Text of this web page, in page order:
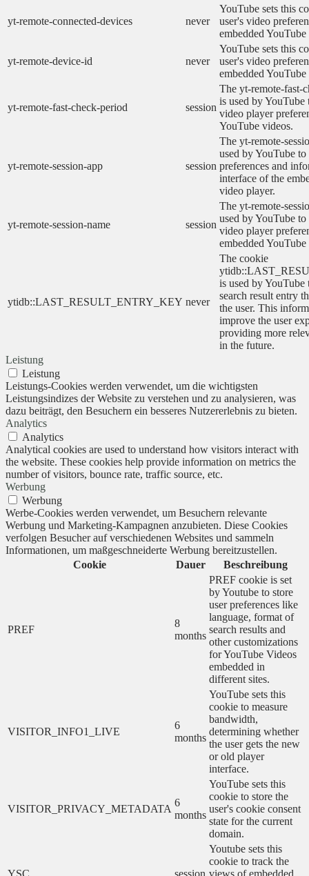
yt-remote-connected-devices never
YouTube sets this
user's video
embedded
yt-remote-device-id never
YouTube sets this
user's video
embedded
yt-remote-fast-check-period session
The yt-remote-fast-
is used by YouTube
video player
YouTube videos.
yt-remote-session-app session
The yt-remote-
used by YouTube to
preferences and
interface of the
video player.
yt-remote-session-name session
The yt-remote-
used by YouTube to
video player
embedded
ytidb::LAST_RESULT_ENTRY_KEY never
The cookie
is used by YouTube
search result entry
the user. This
improve the user
providing more
in the future.
Leistung
Leistung
Leistungs-Cookies werden verwendet, um die wichtigsten
Leistungsindizes der Website zu verstehen und zu analysieren, was
dazu beiträgt, den Besuchern ein besseres Nutzererlebnis zu bieten.
Analytics
Analytics
Analytical cookies are used to understand how visitors interact with
the website. These cookies help provide information on metrics the
number of visitors, bounce rate, traffic source, etc.
Werbung
Werbung
Werbe-Cookies werden verwendet, um Besuchern relevante
Werbung und Marketing-Kampagnen anzubieten. Diese Cookies
verfolgen Besucher auf verschiedenen Websites und sammeln
Informationen, um maßgeschneiderte Werbung bereitzustellen.
Cookie
Dauer Beschreibung
PREF
8
months
PREF cookie is set
by Youtube to store
user preferences like
language, format of
search results and
other customizations
for YouTube Videos
embedded in
different sites.
VISITOR_INFO1_LIVE
6
months
YouTube sets this
cookie to measure
bandwidth,
determining whether
the user gets the new
or old player
interface.
VISITOR_PRIVACY_METADATA
6
months
YouTube sets this
cookie to store the
user's cookie consent
state for the current
domain.
YSC session
Youtube sets this
cookie to track the
views of embedded